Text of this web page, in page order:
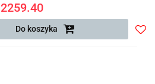
2259.40
Do koszyka